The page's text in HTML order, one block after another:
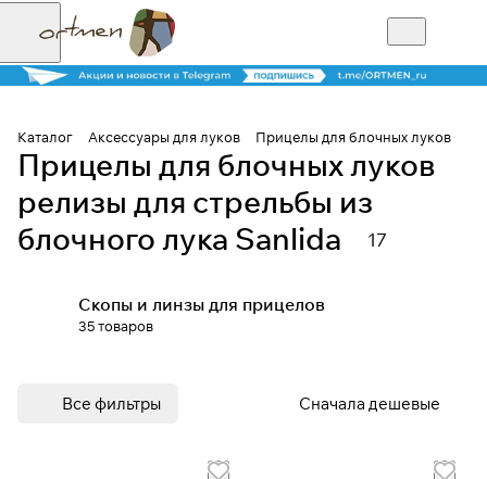
Каталог Аксессуары для луков Прицелы для блочных луков
Прицелы для блочных луков
релизы для стрельбы из
блочного лука Sanlida
17
Скопы и линзы для прицелов
35 товаров
Все фильтры Сначала дешевые
Для клиентов всех банков
Разбейте